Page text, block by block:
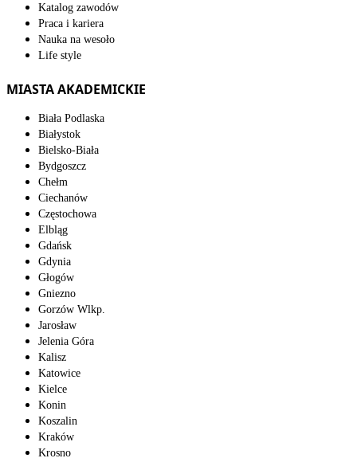
Katalog zawodów
Praca i kariera
Nauka na wesoło
Life style
MIASTA AKADEMICKIE
Biała Podlaska
Białystok
Bielsko-Biała
Bydgoszcz
Chełm
Ciechanów
Częstochowa
Elbląg
Gdańsk
Gdynia
Głogów
Gniezno
Gorzów Wlkp.
Jarosław
Jelenia Góra
Kalisz
Katowice
Kielce
Konin
Koszalin
Kraków
Krosno